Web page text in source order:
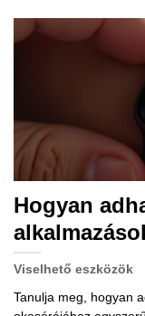
Hogyan
Átfogó
Viselhető eszközök
Tanulja meg, hogyan